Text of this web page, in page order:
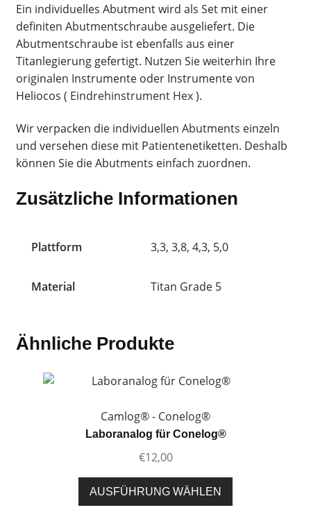
Ein individuelles Abutment wird als Set mit einer
definiten Abutmentschraube ausgeliefert. Die
Abutmentschraube ist ebenfalls aus einer
Titanlegierung gefertigt. Nutzen Sie weiterhin Ihre
originalen Instrumente oder Instrumente von
Heliocos ( Eindrehinstrument Hex).
Wir verpacken die individuellen Abutments einzeln
und versehen diese mit Patientenetiketten. Deshalb
können Sie die Abutments einfach zuordnen.
Zusätzliche Informationen
Plattform 3,3, 3,8, 4,3, 5,0
Material Titan Grade 5
Ähnliche Produkte
Camlog® - Conelog®
Laboranalog für Conelog®
€12,00
AUSFÜHRUNG WÄHLEN
Produkt